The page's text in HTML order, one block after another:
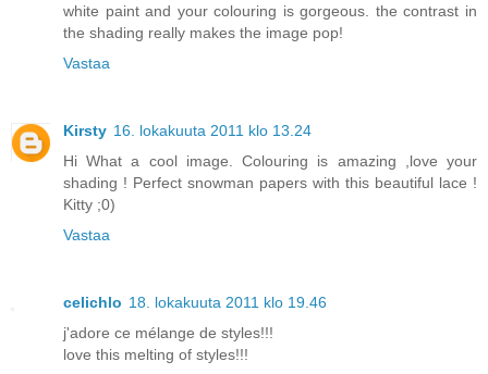
white paint and your colouring is gorgeous. the contrast in
the shading really makes the image pop!
Vastaa
Kirsty 16. lokakuuta 2011 klo 13.24
Hi What a cool image. Colouring is amazing ,love your
shading ! Perfect snowman papers with this beautiful lace !
Kitty ;0)
Vastaa
celichlo 18. lokakuuta 2011 klo 19.46
j'adore ce mélange de styles!!!
love this melting of styles!!!